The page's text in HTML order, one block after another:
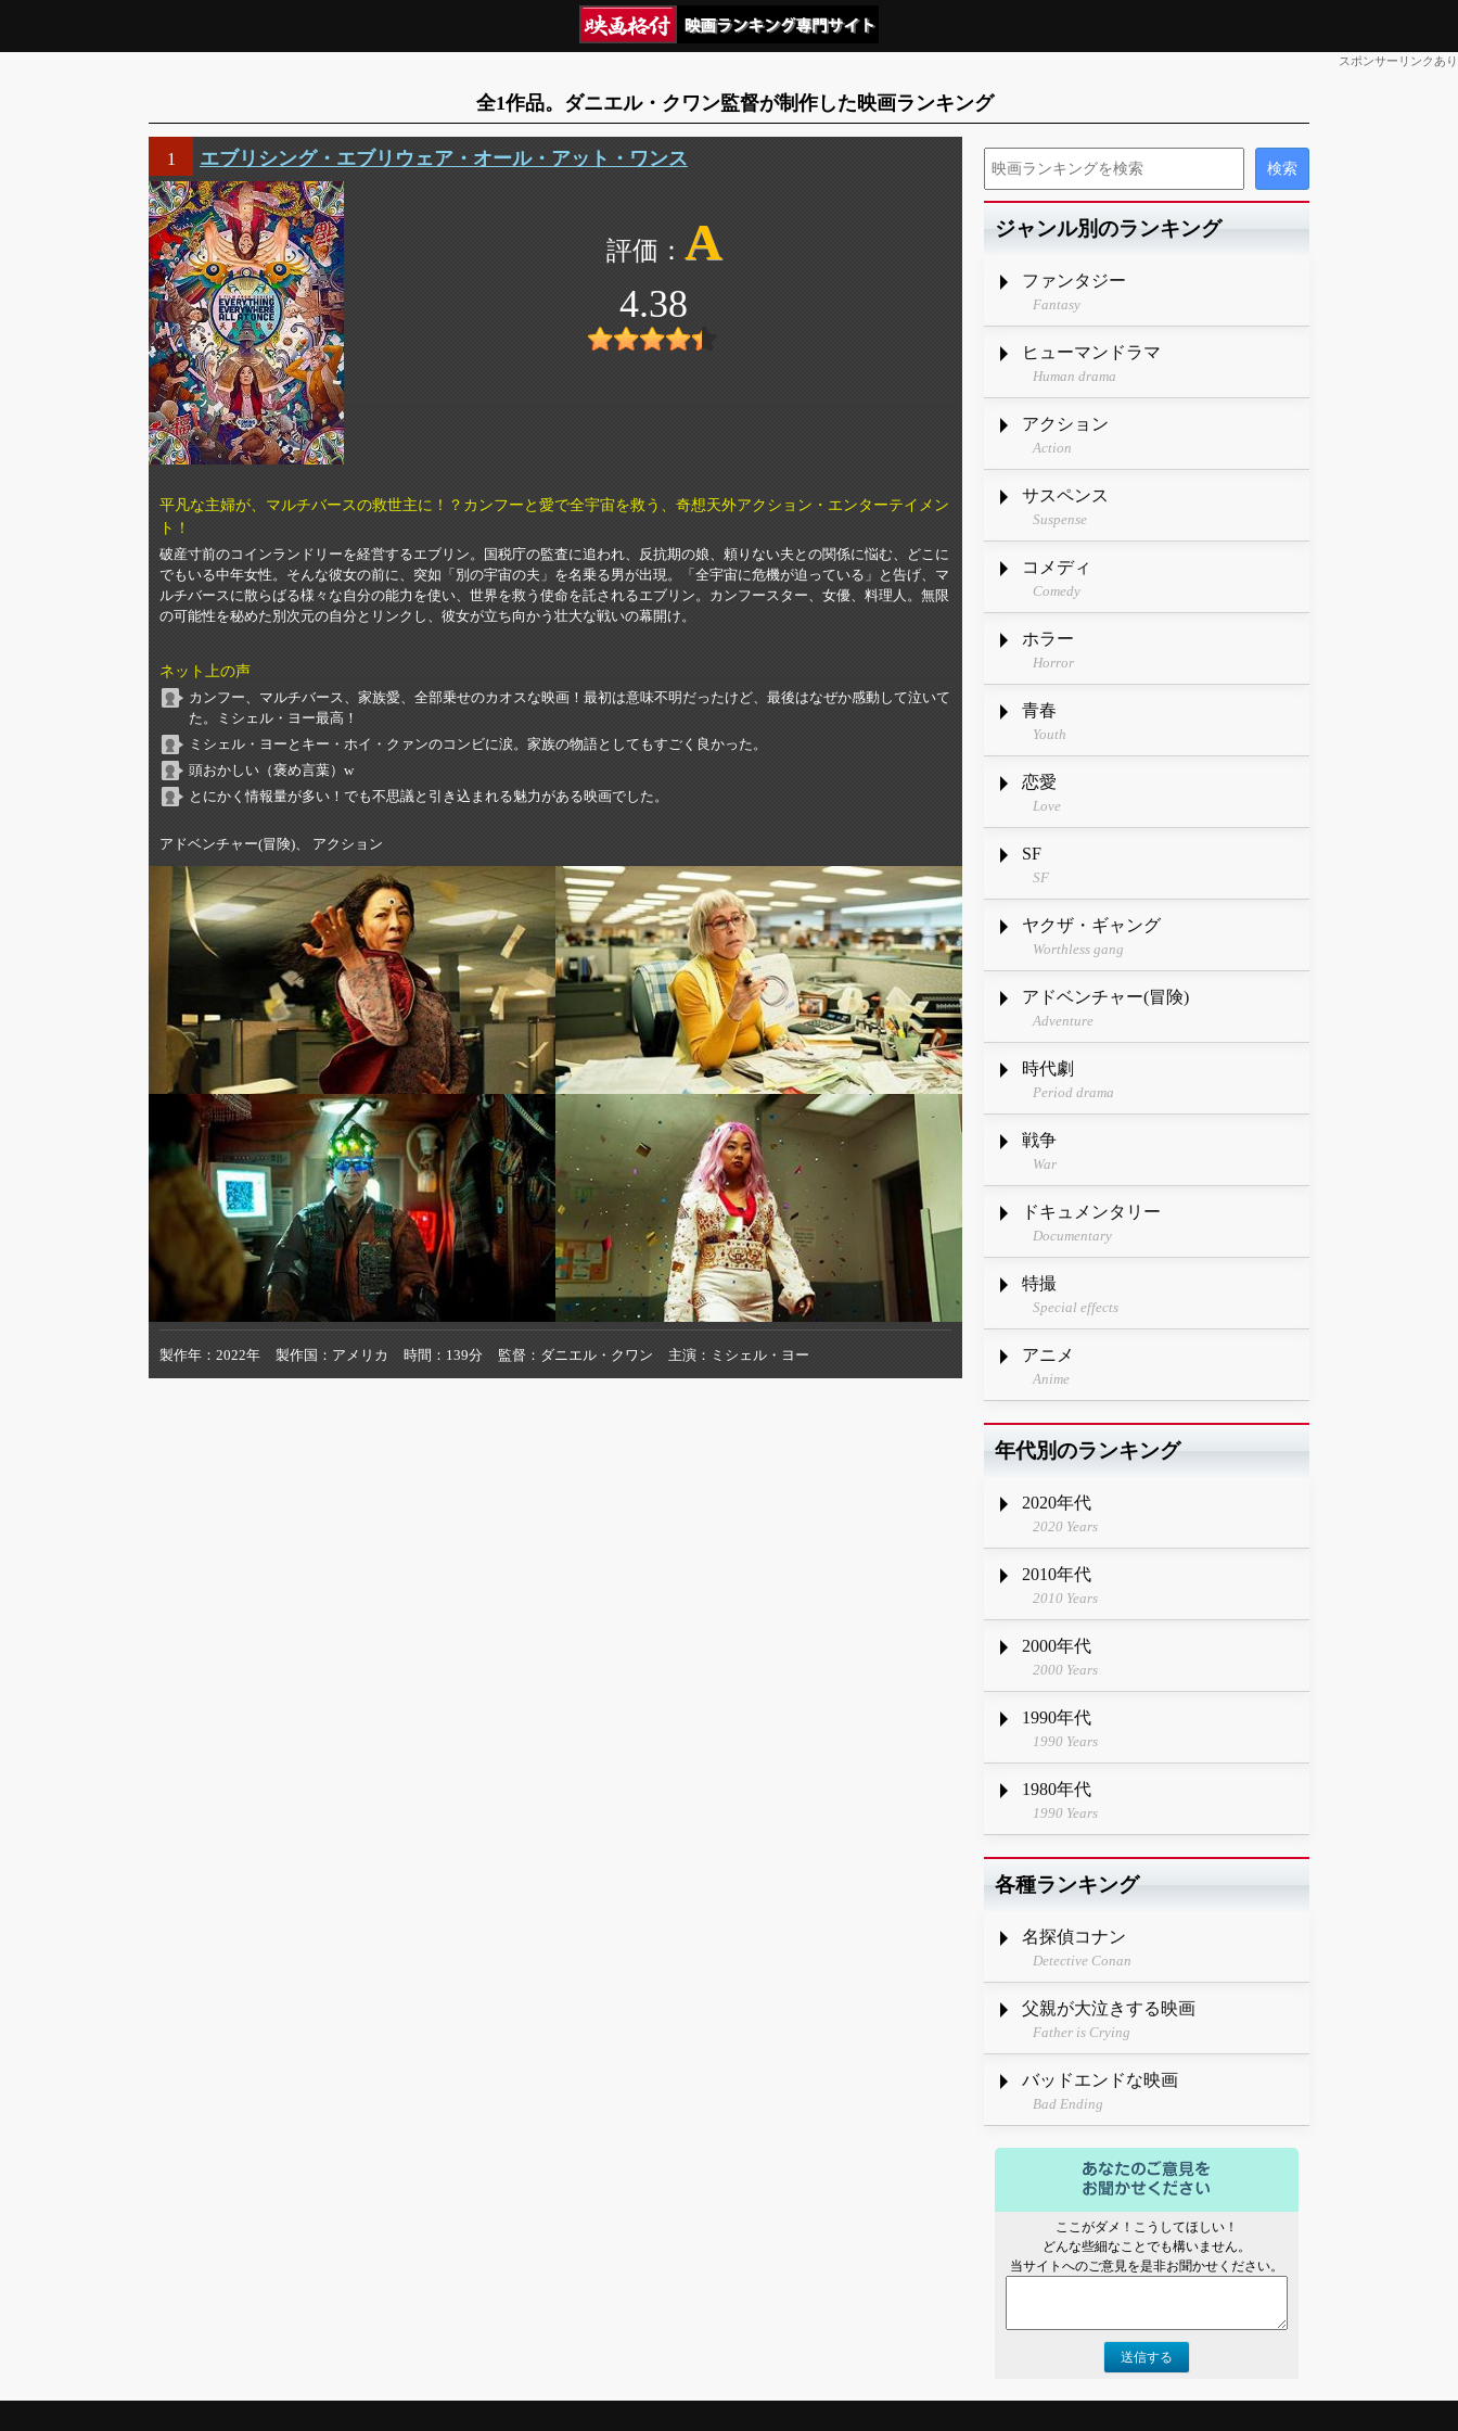
スポンサーリンクあり
全1作品。ダニエル・クワン監督が制作した映画ランキング
1 エブリシング・エブリウェア・オール・アット・ワンス
A
4.38
平凡な主婦が、マルチバースの救世主に！？カンフーと愛で全宇宙を救う、奇想天外アクション・エンターテイメン
ト！
破産寸前のコインランドリーを経営するエブリン。国税庁の監査に追われ、反抗期の娘、頼りない夫との関係に悩む、どこに
でもいる中年女性。そんな彼女の前に、突如「別の宇宙の夫」を名乗る男が出現。「全宇宙に危機が迫っている」と告げ、マ
ルチバースに散らばる様々な自分の能力を使い、世界を救う使命を託されるエブリン。カンフースター、女優、料理人。無限
の可能性を秘めた別次元の自分とリンクし、彼女が立ち向かう壮大な戦いの幕開け。
ネット上の声
カンフー、マルチバース、家族愛、全部乗せのカオスな映画！最初は意味不明だったけど、最後はなぜか感動して泣いて
た。ミシェル・ヨー最高！
ミシェル・ヨーとキー・ホイ・クァンのコンビに涙。家族の物語としてもすごく良かった。
頭おかしい（褒め言葉）w
とにかく情報量が多い！でも不思議と引き込まれる魅力がある映画でした。
アドベンチャー(冒険)、 アクション
製作年 2022年 製作国 アメリカ 時間 139分 監督 ダニエル・クワン 主演 ミシェル・ヨー
ジャンル別のランキング
ファンタジー
Fantasy
ヒューマンドラマ
Human drama
アクション
Action
サスペンス
Suspense
コメディ
Comedy
ホラー
Horror
青春
Youth
恋愛
Love
SF
SF
ヤクザ・ギャング
Worthless gang
アドベンチャー(冒険)
Adventure
時代劇
Period drama
戦争
War
ドキュメンタリー
Documentary
特撮
Special effects
アニメ
Anime
年代別のランキング
2020年代
2020 Years
2010年代
2010 Years
2000年代
2000 Years
1990年代
1990 Years
1980年代
1990 Years
各種ランキング
名探偵コナン
Detective Conan
父親が大泣きする映画
Father is Crying
バッドエンドな映画
Bad Ending
ここがダメ！こうしてほしい！
どんな些細なことでも構いません。
当サイトへのご意見を是非お聞かせください。
送信する